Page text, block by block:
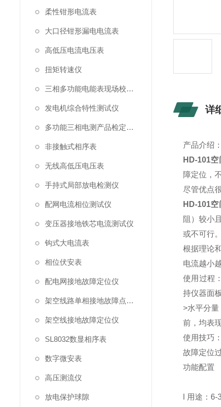
柔性钳形电流表
大口径钳形漏电电流表
高低压电流电压表
扭矩转速仪
三相多功能电能表现场校验仪
发电机综合特性测试仪
多功能三相电测产品检定装置
非接触式相序表
无线高低压电压表
手持式局部放电检测仪
配网电流相位测试仪
变压器接地铁芯电流测试仪
钩式大电流表
相位伏安表
配电网接地故障定位仪
架空线路单相接地故障点巡查装置
架空线接地故障定位仪
SL8032数显相序表
数字微安表
高压测流仪
放电保护球隙
详
产品介绍
HD-101
障定位，
尽管优点
HD-101
阻）较小
或不可行
根据理论
电流越小
使用过程
持仪器面
>水平分
前，均表
使用技巧
故障定位
功能配置
l 用途：